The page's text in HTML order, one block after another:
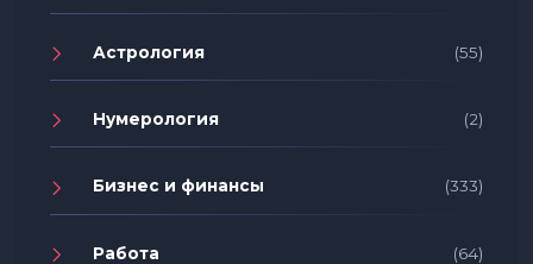
Астрология (55)
Нумерология (2)
Бизнес и финансы (333)
Работа (64)